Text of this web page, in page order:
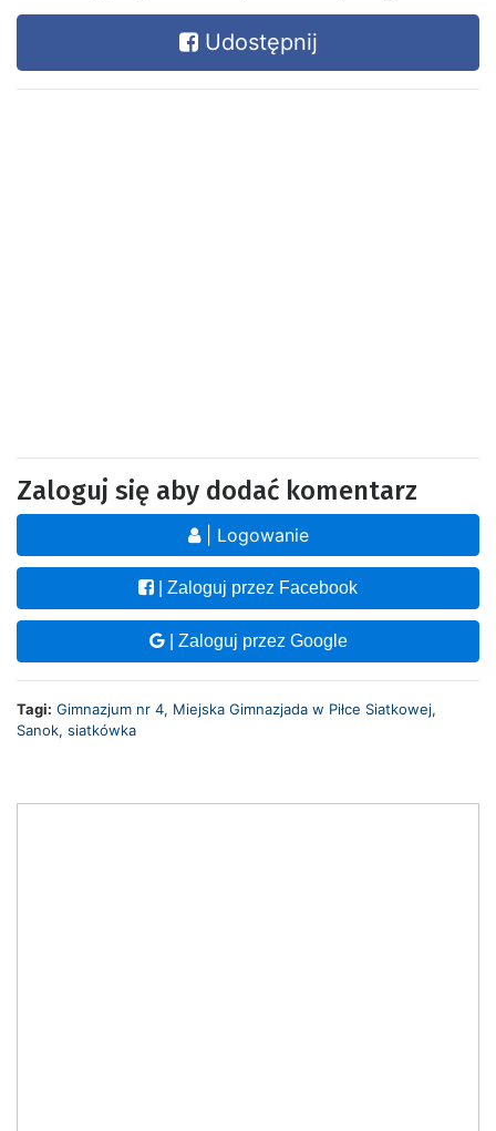
Udostępnij
Zaloguj się aby dodać komentarz
| Logowanie
| Zaloguj przez Facebook
| Zaloguj przez Google
Tagi: Gimnazjum nr 4, Miejska Gimnazjada w Piłce Siatkowej,
Sanok, siatkówka